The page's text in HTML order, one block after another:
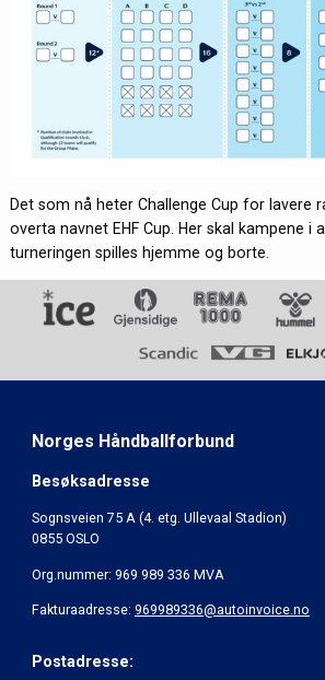
Det som nå heter Challenge Cup for lavere
overta navnet EHF Cup. Her skal kampene i
turneringen spilles hjemme og borte.
Norges Håndballforbund
Besøksadresse
Sognsveien 75 A (4. etg. Ullevaal Stadion)
0855 OSLO
Org.nummer: 969 989 336 MVA
Fakturaadresse: 969989336@autoinvoice.no
Postadresse: